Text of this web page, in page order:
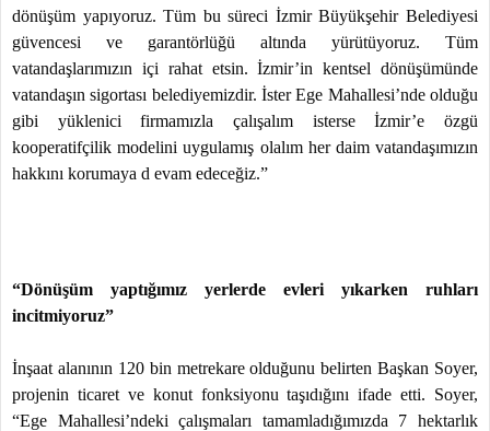
dönüşüm yapıyoruz. Tüm bu süreci İzmir Büyükşehir Belediyesi
güvencesi ve garantörlüğü altında yürütüyoruz. Tüm
vatandaşlarımızın içi rahat etsin. İzmir’in kentsel dönüşümünde
vatandaşın sigortası belediyemizdir. İster Ege Mahallesi’nde olduğu
gibi yüklenici firmamızla çalışalım isterse İzmir’e özgü
kooperatifçilik modelini uygulamış olalım her daim vatandaşımızın
hakkını korumaya d evam edeceğiz.”
“Dönüşüm yaptığımız yerlerde evleri yıkarken ruhları
incitmiyoruz”
İnşaat alanının 120 bin metrekare olduğunu belirten Başkan Soyer,
projenin ticaret ve konut fonksiyonu taşıdığını ifade etti. Soyer,
“Ege Mahallesi’ndeki çalışmaları tamamladığımızda 7 hektarlık